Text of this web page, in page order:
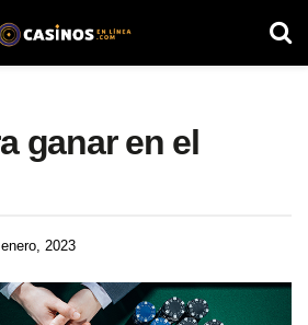
ganar en el
2023